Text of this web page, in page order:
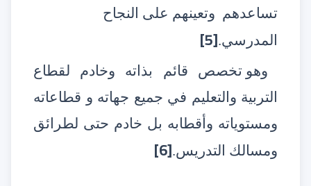
تساعدهم وتعينهم على النجاح
المدرسي.[5]
وهو تخصص قائم بذاته وخادم لقطاع
التربية والتعليم في جميع جهاته و قطاعاته
ومستوياته وأقطابه بل خادم حتى لطرائق
ومسالك التدريس.[6]